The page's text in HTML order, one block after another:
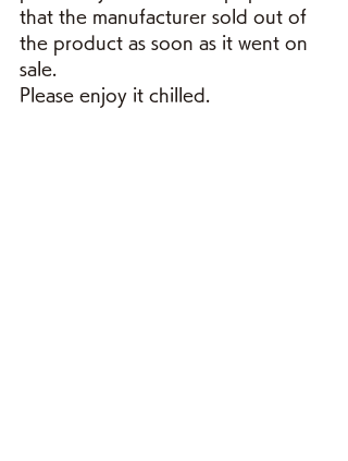
that the manufacturer sold out of
the product as soon as it went on
sale.
Please enjoy it chilled.